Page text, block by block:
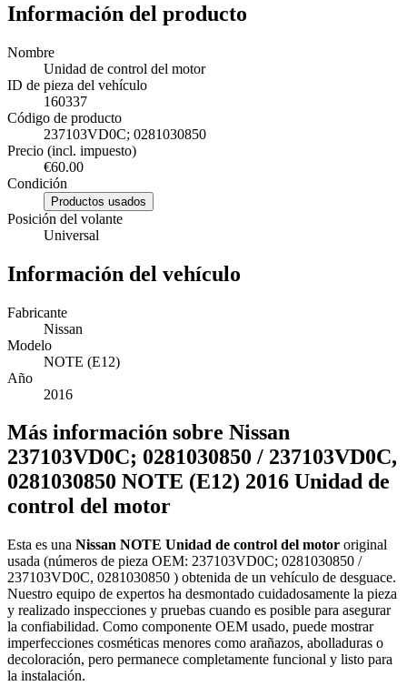
Información del producto
Nombre
Unidad de control del motor
ID de pieza del vehículo
160337
Código de producto
237103VD0C; 0281030850
Precio (incl. impuesto)
€60.00
Condición
Productos usados
Posición del volante
Universal
Información del vehículo
Fabricante
Nissan
Modelo
NOTE (E12)
Año
2016
Más información sobre Nissan
237103VD0C; 0281030850 / 237103VD0C,
0281030850 NOTE (E12) 2016 Unidad de
control del motor
Esta es una Nissan NOTE Unidad de control del motor original
usada (números de pieza OEM: 237103VD0C; 0281030850 /
237103VD0C, 0281030850 ) obtenida de un vehículo de desguace.
Nuestro equipo de expertos ha desmontado cuidadosamente la pieza
y realizado inspecciones y pruebas cuando es posible para asegurar
la confiabilidad. Como componente OEM usado, puede mostrar
imperfecciones cosméticas menores como arañazos, abolladuras o
decoloración, pero permanece completamente funcional y listo para
la instalación.